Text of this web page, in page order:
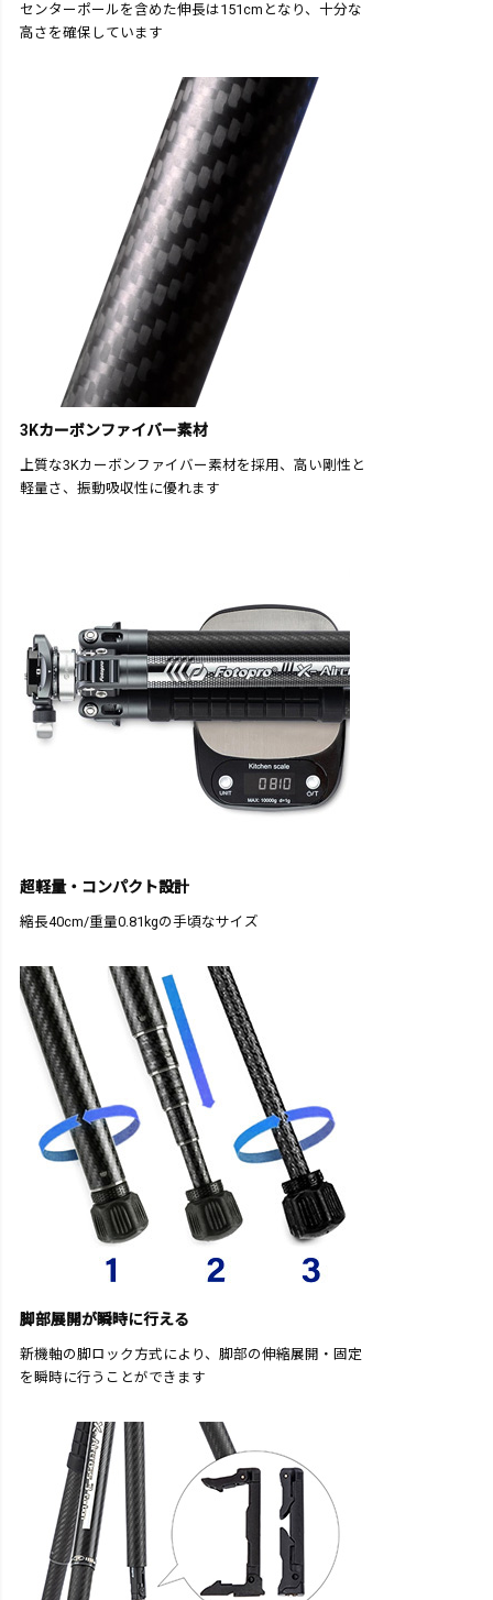
センターポールを含めた伸長は151cmとなり、十分な
高さを確保しています
3Kカーボンファイバー素材
上質な3Kカーボンファイバー素材を採用、高い剛性と
軽量さ、振動吸収性に優れます
超軽量・コンパクト設計
縮長40cm/重量0.81kgの手頃なサイズ
脚部展開が瞬時に行える
新機軸の脚ロック方式により、脚部の伸縮展開・固定
を瞬時に行うことができます